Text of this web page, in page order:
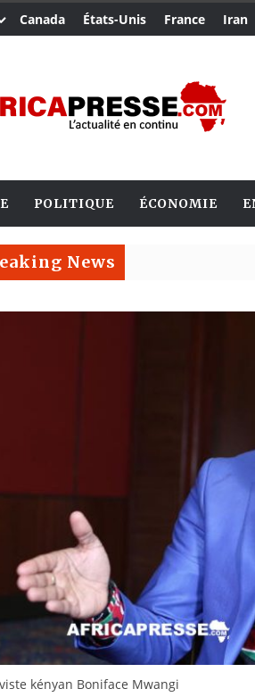
Canada États-Unis France Iran
POLITIQUE ÉCONOMIE
News
kényan Boniface Mwangi